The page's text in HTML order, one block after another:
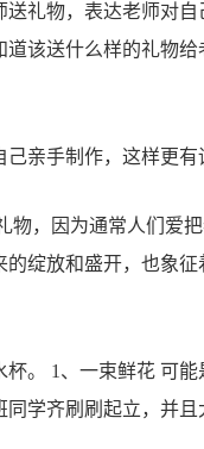
礼物，表达老师对
该送什么样的礼物
亲手制作，这样更有
，因为通常人们爱
绽放和盛开，也象
。 1、一束鲜花 可
学齐刷刷起立，并